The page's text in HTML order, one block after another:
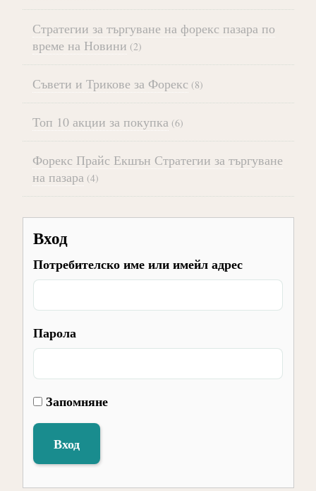
Стратегии за търгуване на форекс пазара по
време на Новини (2)
Съвети и Трикове за Форекс (8)
Топ 10 акции за покупка (6)
Форекс Прайс Екшън Стратегии за търгуване
на пазара (4)
Вход
Потребителско име или имейл адрес
Парола
Запомняне
Вход